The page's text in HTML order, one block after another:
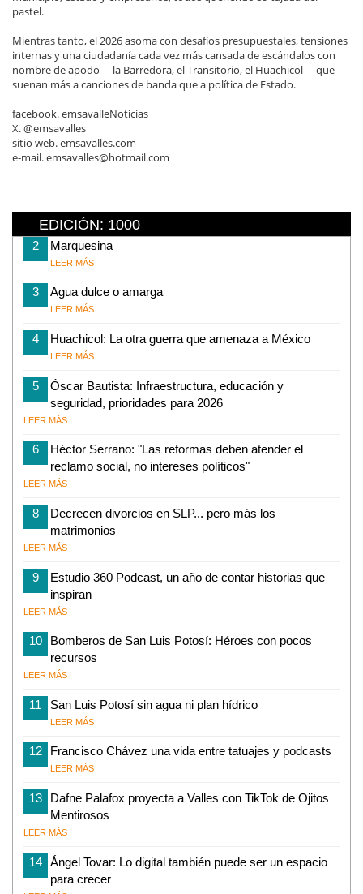
pastel.
Mientras tanto, el 2026 asoma con desafíos presupuestales, tensiones
internas y una ciudadanía cada vez más cansada de escándalos con
nombre de apodo —la Barredora, el Transitorio, el Huachicol— que
suenan más a canciones de banda que a política de Estado.
facebook. emsavalleNoticias
X. @emsavalles
sitio web. emsavalles.com
e-mail. emsavalles@hotmail.com
EDICIÓN: 1000
2 Marquesina
LEER MÁS
3 Agua dulce o amarga
LEER MÁS
4 Huachicol: La otra guerra que amenaza a México
LEER MÁS
5
Óscar Bautista: Infraestructura, educación y
seguridad, prioridades para 2026
LEER MÁS
6
Héctor Serrano: "Las reformas deben atender el
reclamo social, no intereses políticos"
LEER MÁS
8
Decrecen divorcios en SLP... pero más los
matrimonios
LEER MÁS
9
Estudio 360 Podcast, un año de contar historias que
inspiran
LEER MÁS
10
Bomberos de San Luis Potosí: Héroes con pocos
recursos
LEER MÁS
11 San Luis Potosí sin agua ni plan hídrico
LEER MÁS
12 Francisco Chávez una vida entre tatuajes y podcasts
LEER MÁS
13
Dafne Palafox proyecta a Valles con TikTok de Ojitos
Mentirosos
LEER MÁS
14
Ángel Tovar: Lo digital también puede ser un espacio
para crecer